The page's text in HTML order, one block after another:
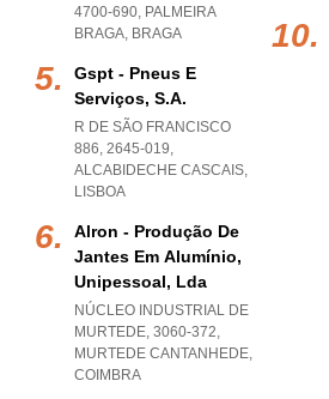
4700-690, PALMEIRA
BRAGA, BRAGA
Gspt - Pneus E
Serviços, S.a.
R DE SÃO FRANCISCO
886, 2645-019,
ALCABIDECHE CASCAIS,
LISBOA
Alron - Produção De
Jantes Em Alumínio,
Unipessoal, Lda
NÚCLEO INDUSTRIAL DE
MURTEDE, 3060-372,
MURTEDE CANTANHEDE,
COIMBRA